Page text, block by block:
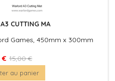
CUTTING MA
Games, 450mm x 300mm
€ 15,00 €
au panier